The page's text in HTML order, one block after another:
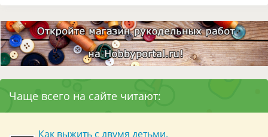
Чаще всего на сайте читают:
Как выжить с двумя детьми.